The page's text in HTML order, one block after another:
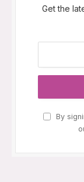
Get the
By